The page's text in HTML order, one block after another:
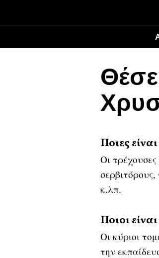
Ποιες
Οι
κ.λπ.
Ποιοι
Οι κύριοι
την